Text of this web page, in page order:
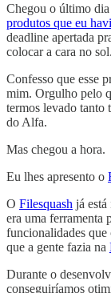
Chegou o último dia
produtos que eu
deadline apertada
colocar a cara no sol.
Confesso que esse
mim. Orgulho pelo
termos levado tanto
do Alfa.
Mas chegou a hora.
Eu lhes apresento o
O Filesquash já
era uma ferramenta
funcionalidades
que a gente fazia na
Durante o
conseguiríamos